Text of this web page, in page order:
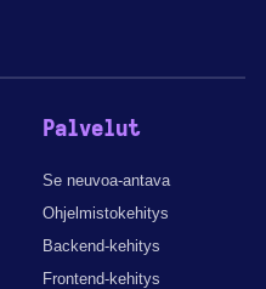
Palvelut
Se neuvoa-antava
Ohjelmistokehitys
Backend-kehitys
Frontend-kehitys